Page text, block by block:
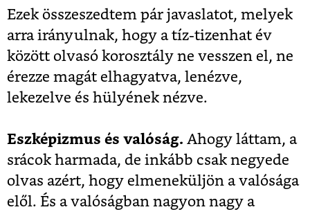
Ezek összeszedtem pár javaslatot, melyek
arra irányulnak, hogy a tíz-tizenhat év
között olvasó korosztály ne vesszen el, ne
érezze magát elhagyatva, lenézve,
lekezelve és hülyének nézve.
Eszképizmus és valóság. Ahogy láttam, a
srácok harmada, de inkább csak negyede
olvas azért, hogy elmeneküljön a valósága
elől. És a valóságban nagyon nagy a